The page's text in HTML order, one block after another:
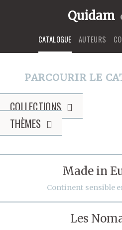
Quidam
CATALOGUE AUTEURS
PARCOURIR LE
COLLECTIONS
THÈMES
Made in
Continent sensible
Les